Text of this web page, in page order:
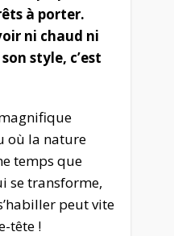
à porter.
ni chaud ni
style, c’est
où la nature
temps que
se transforme,
peut vite
tête !